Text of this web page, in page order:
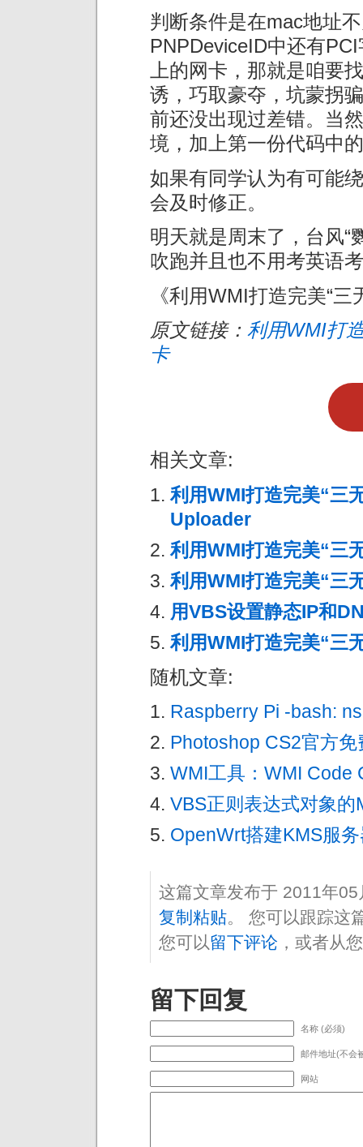
判断条件是在mac地址
PNPDeviceID中还有
上的网卡，那就是咱要
诱，巧取豪夺，坑蒙拐
前还没出现过差错。当
境，加上第一份代码中
如果有同学认为有可能
会及时修正。
明天就是周末了，台风“
吹跑并且也不用考英语
《利用WMI打造完美“
原文链接： 利用WMI打
卡
相关文章:
利用WMI打造完美“三
Uploader
利用WMI打造完美“三
利用WMI打造完美“三
用VBS设置静态IP和
利用WMI打造完美“三
随机文章:
Raspberry Pi -bash:
Photoshop CS2官方免
WMI工具：WMI Code
VBS正则表达式对象的
OpenWrt搭建KMS服
这篇文章发布于 2011年
复制粘贴。 您可以跟踪这
您可以留下评论 ，或者从
留下回复
名称 (必须)
邮件地址(不会
网站